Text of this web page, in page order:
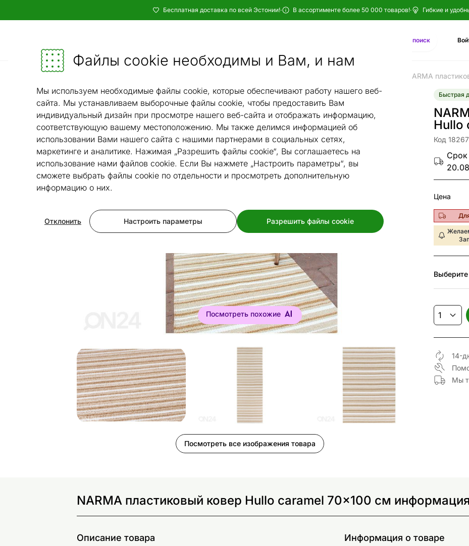
Файлы cookie необходимы и Вам, и нам
Мы используем необходимые файлы cookie, которые обеспечивают работу нашего веб-
сайта. Мы устанавливаем выборочные файлы cookie, чтобы предоставить Вам
индивидуальный дизайн при просмотре нашего веб-сайта и отображать информацию,
соответствующую вашему местоположению. Мы также делимся информацией об
использовании Вами нашего сайта с нашими партнерами в социальных сетях,
маркетинге и аналитике. Нажимая „Разрешить файлы cookie“, Вы соглашаетесь на
использование нами файлов cookie. Если Вы нажмете „Настроить параметры“, вы
сможете выбрать файлы cookie по отдельности и просмотреть дополнительную
информацию о них.
Настроить параметры Разрешить файлы cookie
Отклонить
Бесплатная доставка по всей Эстонии!· В ассортименте более 50 000 товаров!· Гибкие и
Мебель и убранство - ON24
AI-поиск
NARMA
Посмотреть похожие
Посмотреть все изображения товара
Быстрая
Hullo
Код
Срок
20.08
Цена
Выберите
14-
Мы
NARMA пластиковый ковер Hullo caramel 70x100 см
Описание товара Информация о товаре